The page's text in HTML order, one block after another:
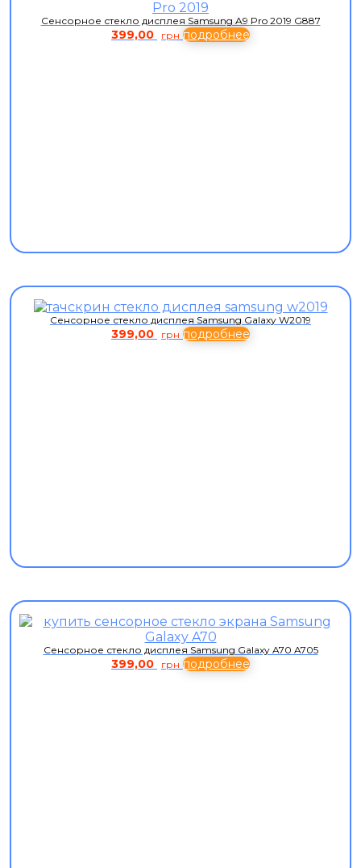
Сенсорное стекло дисплея Samsung A9 Pro 2019 G887
399,00 грн подробнее
Сенсорное стекло дисплея Samsung Galaxy W2019
399,00 грн подробнее
Сенсорное стекло дисплея Samsung Galaxy A70 A705
399,00 грн подробнее